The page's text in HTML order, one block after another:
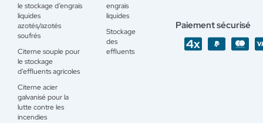
le stockage d’engrais
liquides
azotés/azotés
soufrés
Citerne souple pour
le stockage
d’effluents agricoles
Citerne acier
galvanisé pour la
lutte contre les
incendies
engrais
liquides
Stockage
des
effluents
Paiement sécurisé